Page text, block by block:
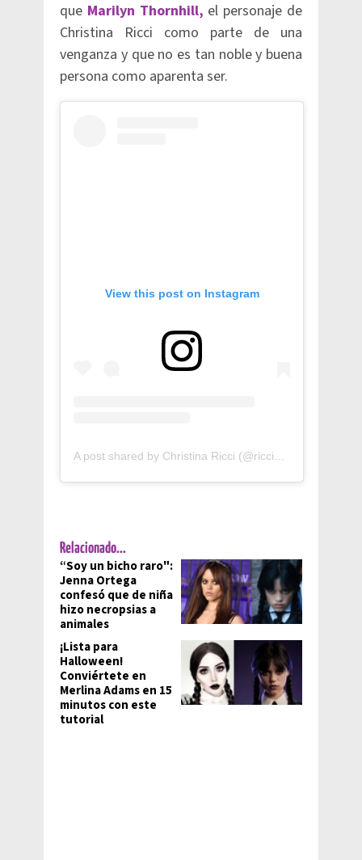
que Marilyn Thornhill, el personaje de
Christina Ricci como parte de una
venganza y que no es tan noble y buena
persona como aparenta ser.
View this post on Instagram
A post shared by Christina Ricci (@riccigrams)
Relacionado...
“Soy un bicho raro":
Jenna Ortega
confesó que de niña
hizo necropsias a
animales
¡Lista para
Halloween!
Conviértete en
Merlina Adams en 15
minutos con este
tutorial